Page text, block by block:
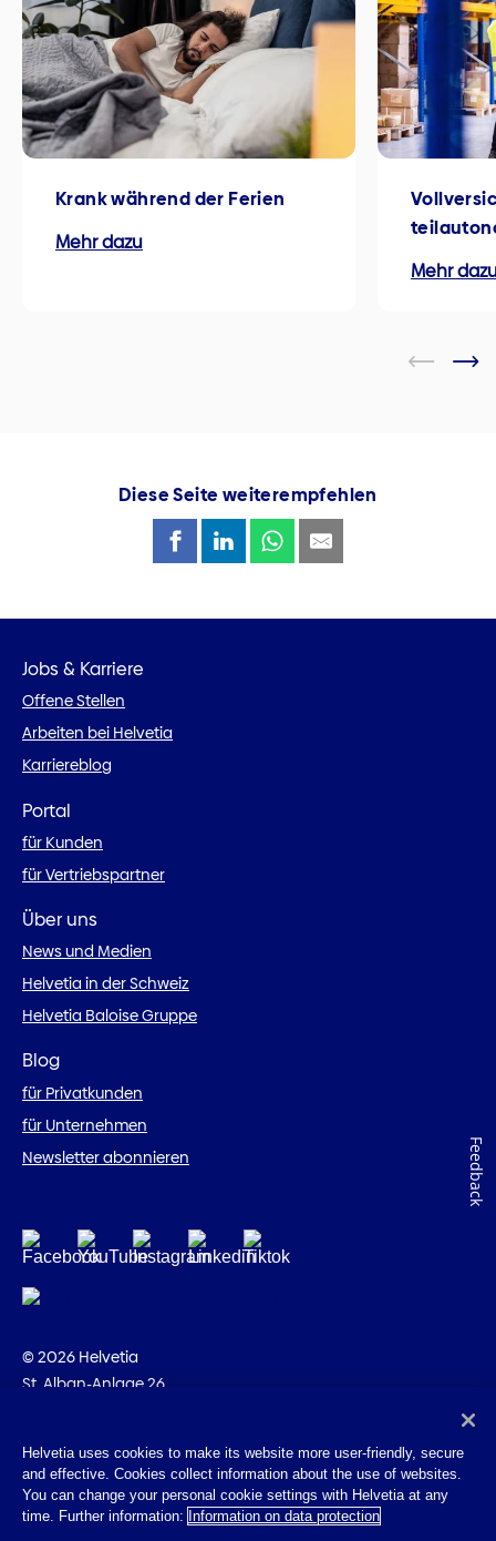
Krank während der Ferien
Mehr dazu
Mehr
Diese Seite weiterempfehlen
Jobs & Karriere
Offene Stellen
Arbeiten bei Helvetia
Karriereblog
Portal
für Kunden
für Vertriebspartner
Über uns
News und Medien
Helvetia in der Schweiz
Helvetia Baloise Gruppe
Blog
für Privatkunden
für Unternehmen
Newsletter abonnieren
© 2026 Helvetia
St. Alban-Anlage 26
Impressum
Rechtliche Hinweise
Helvetia uses cookies to make its website more user-friendly, secure
and effective. Cookies collect information about the use of websites.
You can change your personal cookie settings with Helvetia at any
time. Further information: Information on data protection
Feedback